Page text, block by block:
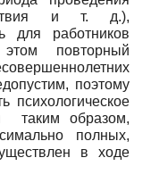
и т. д.),
для работников
повторный
поэтому
психологическое
таким образом,
полных,
в ходе